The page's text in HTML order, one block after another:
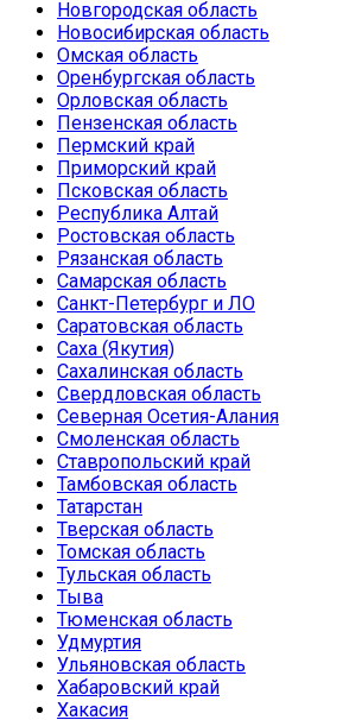
Новгородская область
Новосибирская область
Омская область
Оренбургская область
Орловская область
Пензенская область
Пермский край
Приморский край
Псковская область
Республика Алтай
Ростовская область
Рязанская область
Самарская область
Санкт-Петербург и ЛО
Саратовская область
Саха (Якутия)
Сахалинская область
Свердловская область
Северная Осетия-Алания
Смоленская область
Ставропольский край
Тамбовская область
Татарстан
Тверская область
Томская область
Тульская область
Тыва
Тюменская область
Удмуртия
Ульяновская область
Хабаровский край
Хакасия